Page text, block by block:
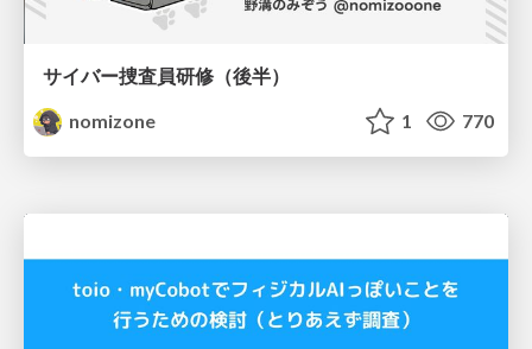
サイバー捜査員研修（後半）
nomizone
1 770